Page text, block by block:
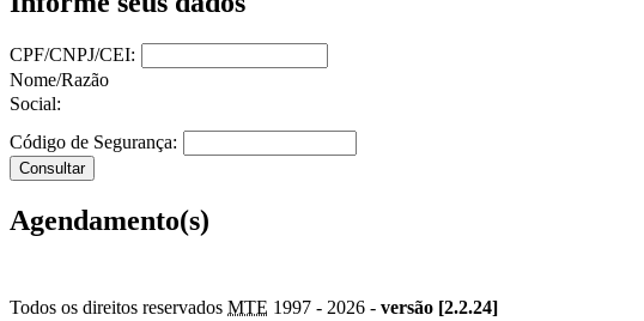
CPF/CNPJ/CEI:
Nome/Razão
Social:
Código de Segurança:
Agendamento(s)
Todos os direitos reservados MTE 1997 - 2026 - versão [2.2.24]